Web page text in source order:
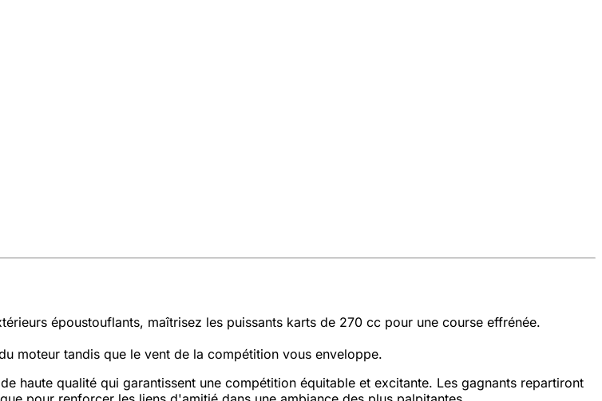
époustouflants, maîtrisez les puissants karts de 270 cc pour une course effrénée.
moteur tandis que le vent de la compétition vous enveloppe.
haute qualité qui garantissent une compétition équitable et excitante. Les gagnants repartiront